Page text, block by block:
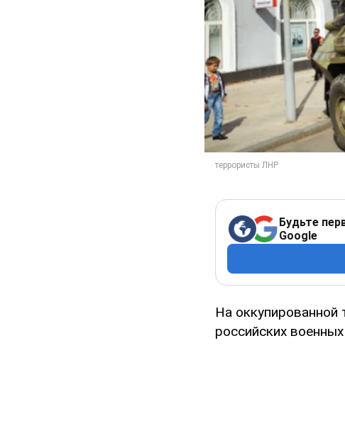
Будьте
Google
На оккупированной
российских